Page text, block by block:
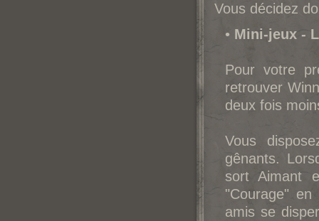
Vous décidez
• Mini-jeux -
Pour votre
retrouver
deux fois
Vous
gênants.
sort Aimant
"Courage"
amis se